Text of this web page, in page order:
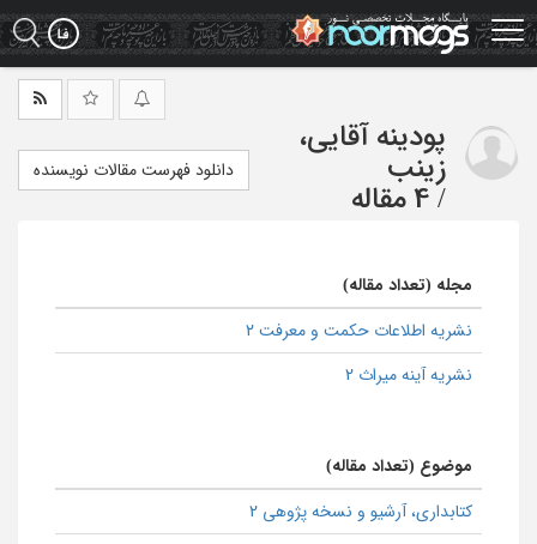
Skip
to
main
پودینه آقایی،
زینب
/ 4 مقاله
دانلود فهرست مقالات نویسنده
مجله (تعداد مقاله)
نشریه اطلاعات حکمت و معرفت 2
نشریه آینه میراث 2
موضوع (تعداد مقاله)
كتابداری، آرشیو و نسخه پژوهی 2